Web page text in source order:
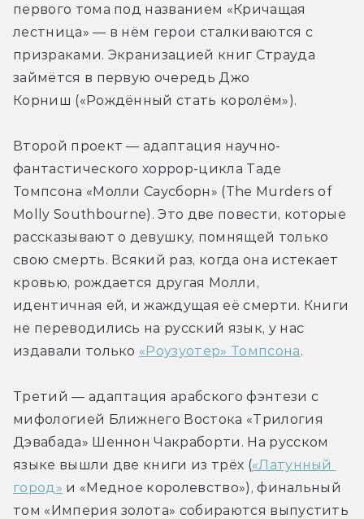
первого тома под названием «Кричащая
лестница» — в нём герои сталкиваются с
призраками. Экранизацией книг Страуда
займётся в первую очередь Джо
Корниш («Рождённый стать королём»).
Второй проект — адаптация научно-
фантастического хоррор-цикла Таде
Томпсона «Молли Саусборн» (The Murders of
Molly Southbourne). Это две повести, которые
рассказывают о девушку, помнящей только
свою смерть. Всякий раз, когда она истекает
кровью, рождается другая Молли,
идентичная ей, и жаждущая её смерти. Книги
не переводились на русский язык, у нас
издавали только «Роузуотер» Томпсона.
Третий — адаптация арабского фэнтези с
мифологией Ближнего Востока «Трилогия
Дэвабада» Шеннон Чакраборти. На русском
языке вышли две книги из трёх («Латунный
город» и «Медное королевство»), финальный
том «Империя золота» собираются выпустить